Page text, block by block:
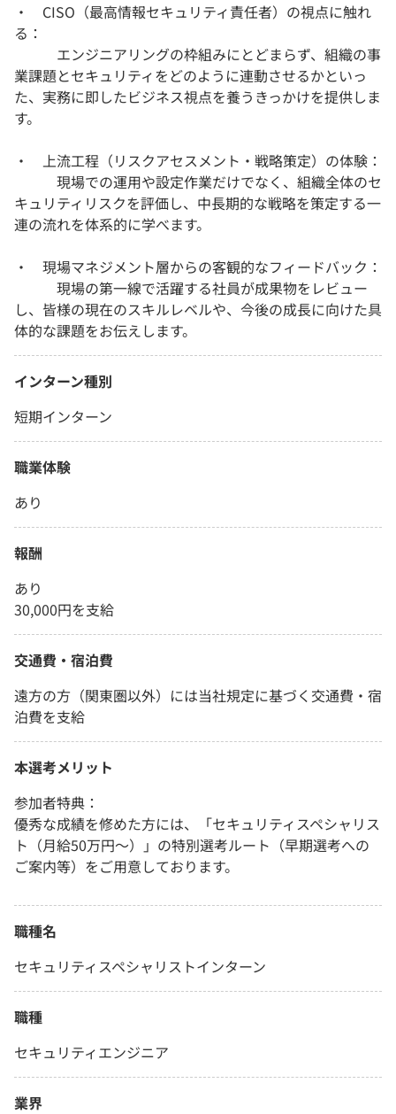
・ CISO（最高情報セキュリティ責任者）の視点に触れ
る：
エンジニアリングの枠組みにとどまらず、組織の事
業課題とセキュリティをどのように連動させるかといっ
た、実務に即したビジネス視点を養うきっかけを提供しま
す。
・ 上流工程（リスクアセスメント・戦略策定）の体験：
現場での運用や設定作業だけでなく、組織全体のセ
キュリティリスクを評価し、中長期的な戦略を策定する一
連の流れを体系的に学べます。
・ 現場マネジメント層からの客観的なフィードバック：
現場の第一線で活躍する社員が成果物をレビュー
し、皆様の現在のスキルレベルや、今後の成長に向けた具
体的な課題をお伝えします。
インターン種別
短期インターン
職業体験
あり
報酬
あり
30,000円を支給
交通費・宿泊費
遠方の方（関東圏以外）には当社規定に基づく交通費・宿
泊費を支給
本選考メリット
参加者特典：
優秀な成績を修めた方には、「セキュリティスペシャリス
ト（月給50万円～）」の特別選考ルート（早期選考への
ご案内等）をご用意しております。
職種名
セキュリティスペシャリストインターン
職種
セキュリティエンジニア
業界